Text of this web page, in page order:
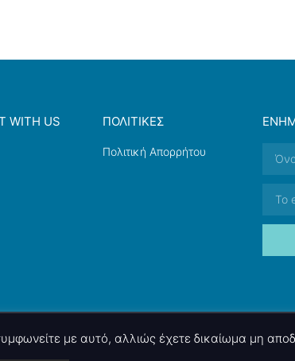
WITH US ΠΟΛΙΤΙΚΕΣ
Πολιτική Απορρήτου
με αυτό, αλλιώς έχετε δικαίωμα μη